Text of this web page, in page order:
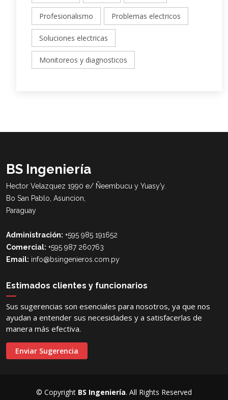
Profesionalismo Problemas electricos
Soluciones electricas
Monitoreos y diagnosticos
BS Ingeniería
Hector Velazquez 1990 e/ Ñeembucu y Yuasy’y.
Bo San Pablo, Asuncion,
Paraguay
Administración: +595 985 191652
Comercial: +595 987 260763
Email: info@bsingenieros.com.py
Estimados clientes y funcionarios
Sus sugerencias son esenciales para nosotros, ya que nos
ayudan a entender sus necesidades y a satisfacerlas de
manera más efectiva.
Enviar Sugerencia
© Copyright BS Ingeniería. All Rights Reserved